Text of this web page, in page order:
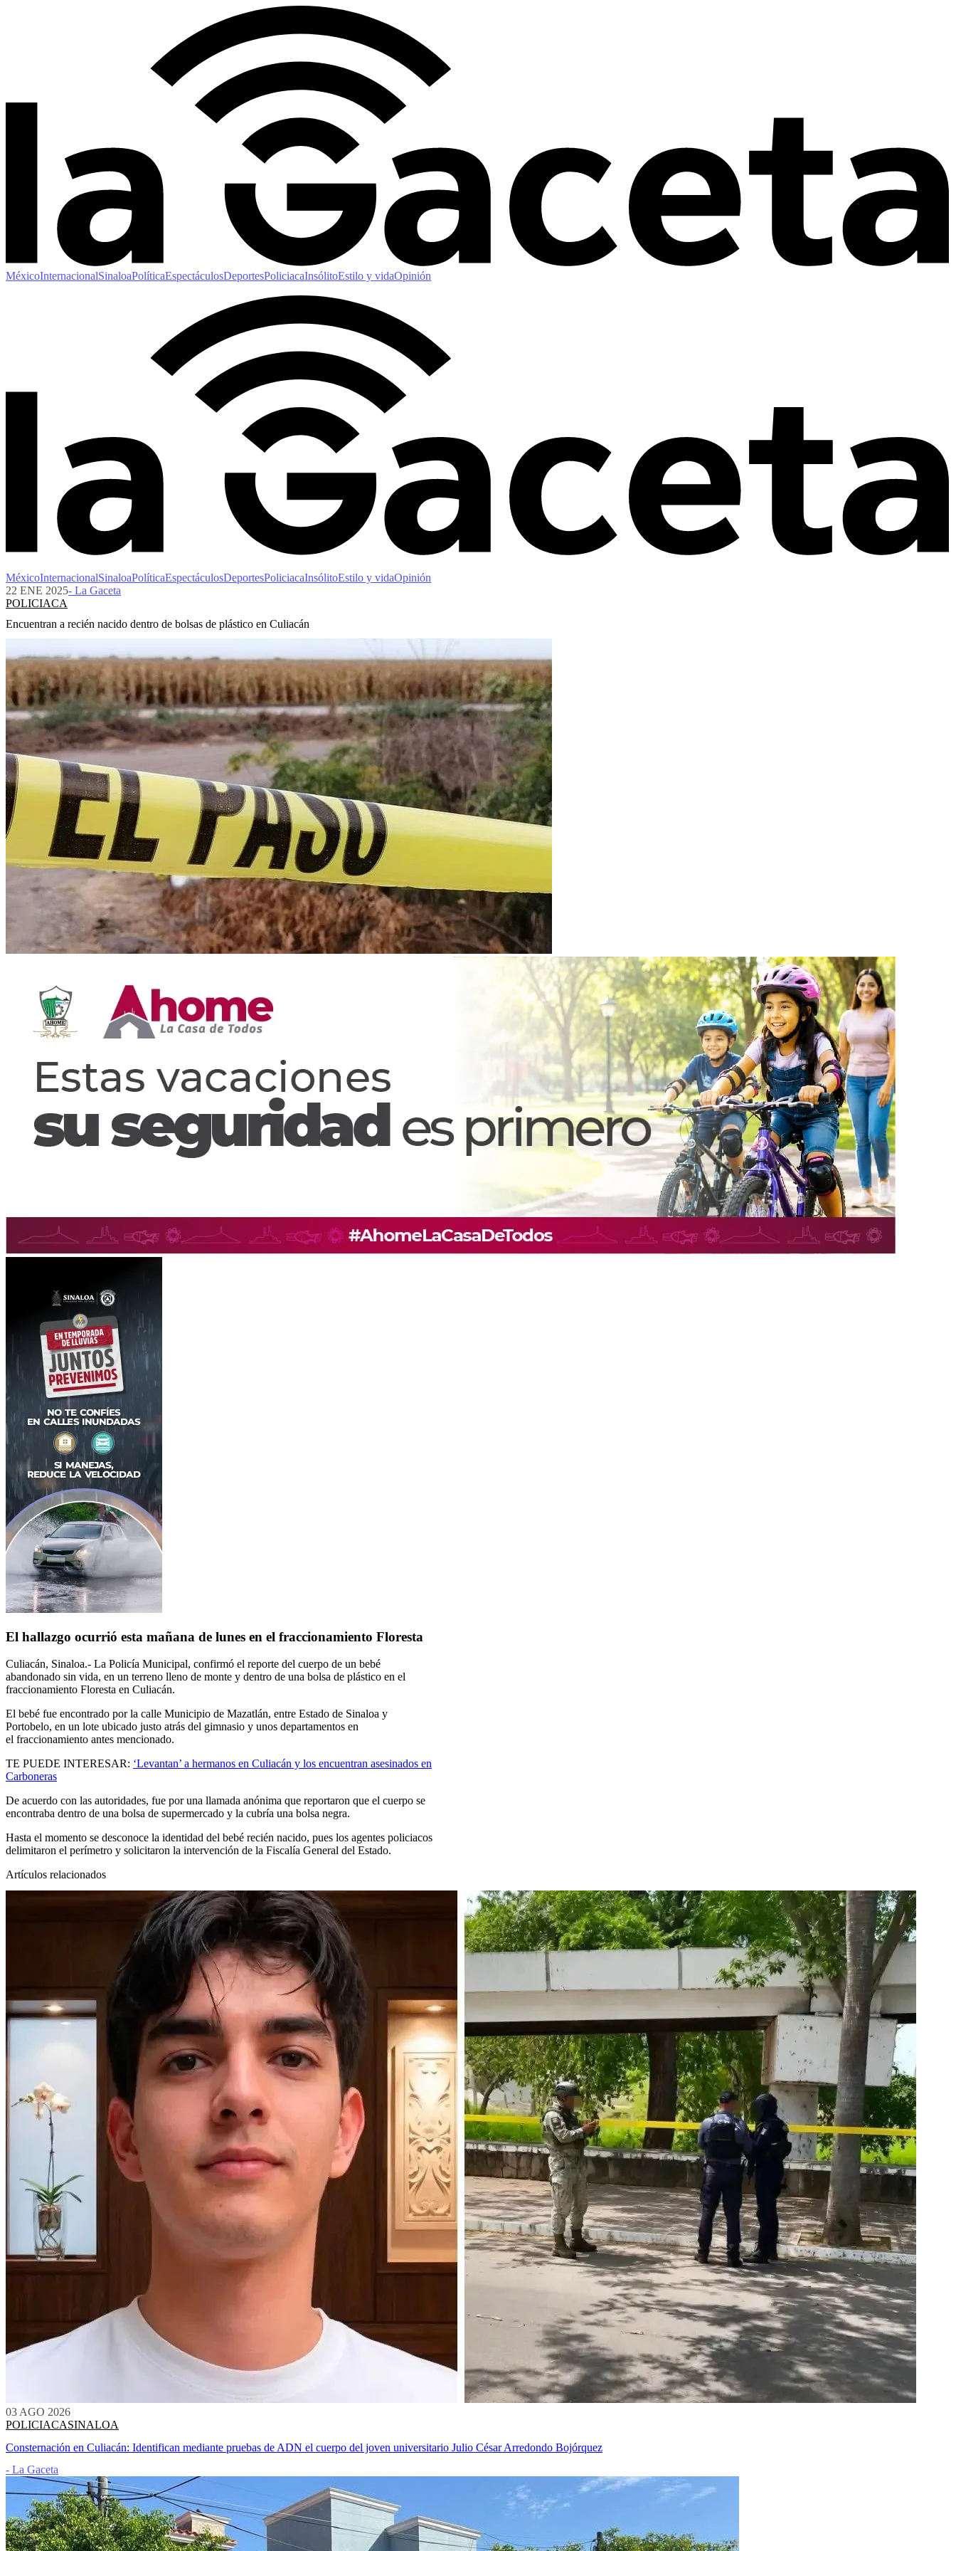
MéxicoInternacionalSinaloaPolíticaEspectáculosDeportesPoliciacaInsólitoEstilo y vidaOpinión
MéxicoInternacionalSinaloaPolíticaEspectáculosDeportesPoliciacaInsólitoEstilo y vidaOpinión
22 ENE 2025- La Gaceta
POLICIACA
Encuentran a recién nacido dentro de bolsas de plástico en Culiacán
El hallazgo ocurrió esta mañana de lunes en el fraccionamiento Floresta
Culiacán, Sinaloa.- La Policía Municipal, confirmó el reporte del cuerpo de un bebé
abandonado sin vida, en un terreno lleno de monte y dentro de una bolsa de plástico en el
fraccionamiento Floresta en Culiacán.
El bebé fue encontrado por la calle Municipio de Mazatlán, entre Estado de Sinaloa y
Portobelo, en un lote ubicado justo atrás del gimnasio y unos departamentos en
el fraccionamiento antes mencionado.
TE PUEDE INTERESAR: ‘Levantan’ a hermanos en Culiacán y los encuentran asesinados en
Carboneras
De acuerdo con las autoridades, fue por una llamada anónima que reportaron que el cuerpo se
encontraba dentro de una bolsa de supermercado y la cubría una bolsa negra.
Hasta el momento se desconoce la identidad del bebé recién nacido, pues los agentes policiacos
delimitaron el perímetro y solicitaron la intervención de la Fiscalía General del Estado.
Artículos relacionados
03 AGO 2026
POLICIACASINALOA
Consternación en Culiacán: Identifican mediante pruebas de ADN el cuerpo del joven universitario Julio César Arredondo Bojórquez
- La Gaceta